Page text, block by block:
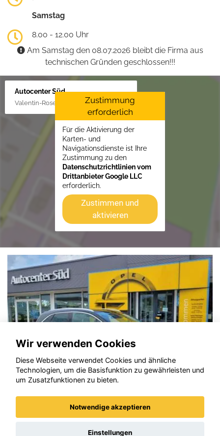
Samstag
8.00 - 12.00 Uhr
Am Samstag den 08.07.2026 bleibt die Firma aus
technischen Gründen geschlossen!!!
Autocenter Süd
Valentin-Rose-Str. 3, 16816 Neuruppin
Zustimmung
erforderlich
Für die Aktivierung der
Karten- und
Navigationsdienste ist Ihre
Zustimmung zu den
Datenschutzrichtlinien vom
Drittanbieter Google LLC
erforderlich.
Zustimmen und
aktivieren
Opel Crossland (X)
Wir verwenden Cookies
Diese Webseite verwendet Cookies und ähnliche
Technologien, um die Basisfunktion zu gewährleisten und
um Zusatzfunktionen zu bieten.
Notwendige akzeptieren
Einstellungen